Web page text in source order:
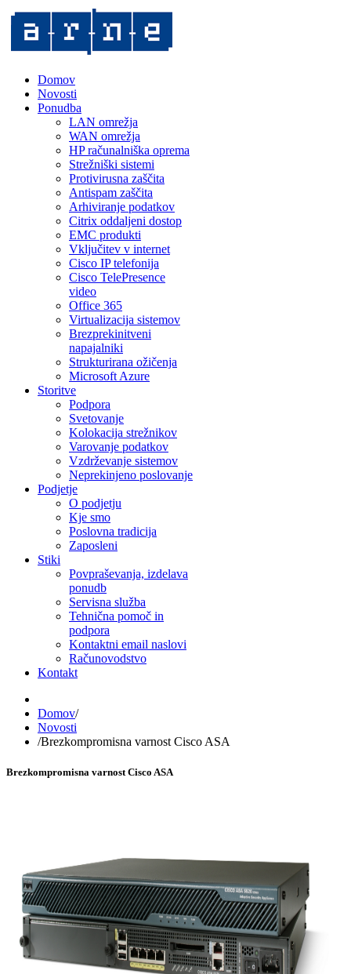
Domov
Novosti
Ponudba
LAN omrežja
WAN omrežja
HP računalniška oprema
Strežniški sistemi
Protivirusna zaščita
Antispam zaščita
Arhiviranje podatkov
Citrix oddaljeni dostop
EMC produkti
Vključitev v internet
Cisco IP telefonija
Cisco TelePresence
video
Office 365
Virtualizacija sistemov
Brezprekinitveni
napajalniki
Strukturirana ožičenja
Microsoft Azure
Storitve
Podpora
Svetovanje
Kolokacija strežnikov
Varovanje podatkov
Vzdrževanje sistemov
Neprekinjeno poslovanje
Podjetje
O podjetju
Kje smo
Poslovna tradicija
Zaposleni
Stiki
Povpraševanja, izdelava
ponudb
Servisna služba
Tehnična pomoč in
podpora
Kontaktni email naslovi
Računovodstvo
Kontakt
Domov/
Novosti
/Brezkompromisna varnost Cisco ASA
Brezkompromisna varnost Cisco ASA